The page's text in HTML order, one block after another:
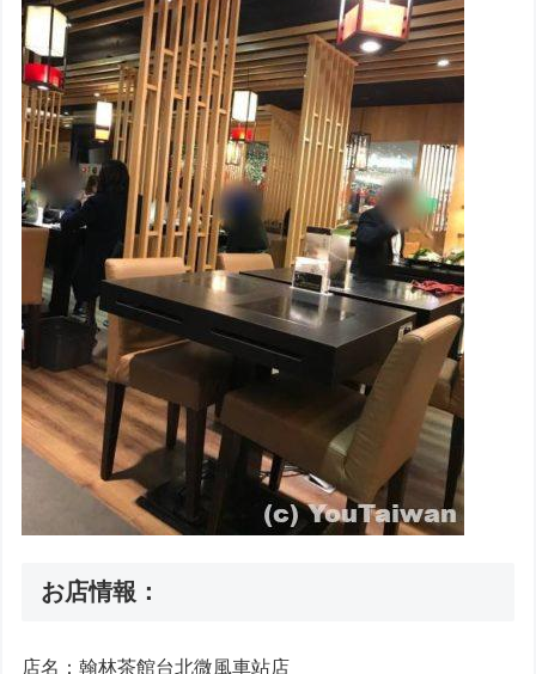
お店情報：
店名：翰林茶館台北微風車站店